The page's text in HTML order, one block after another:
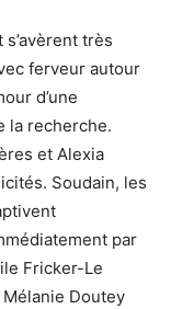
très
ferveur autour
d’une
la recherche.
et Alexia
Soudain, les
par
Fricker-Le
Doutey